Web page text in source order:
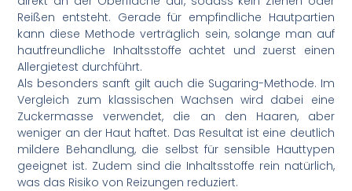
Reißen entsteht. Gerade für empfindliche Hautpartien
kann diese Methode verträglich sein, solange man auf
hautfreundliche Inhaltsstoffe achtet und zuerst einen
Allergietest durchführt.
Als besonders sanft gilt auch die Sugaring-Methode. Im
Vergleich zum klassischen Wachsen wird dabei eine
Zuckermasse verwendet, die an den Haaren, aber
weniger an der Haut haftet. Das Resultat ist eine deutlich
mildere Behandlung, die selbst für sensible Hauttypen
geeignet ist. Zudem sind die Inhaltsstoffe rein natürlich,
was das Risiko von Reizungen reduziert.